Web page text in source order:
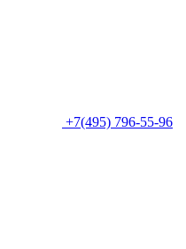
+7(495) 796-55-96